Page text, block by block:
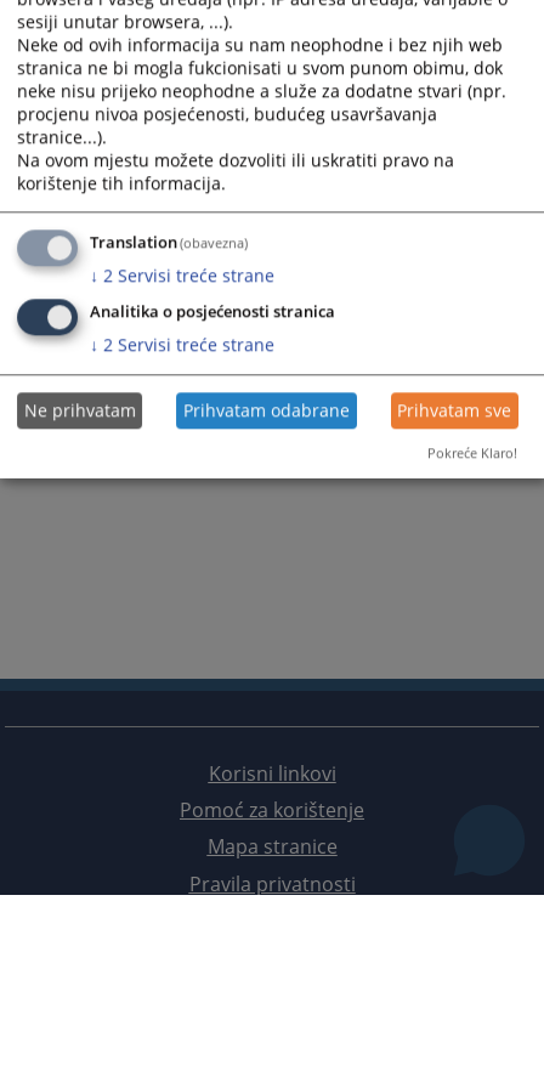
Korisni linkovi
Pomoć za korištenje
Mapa stranice
Pravila privatnosti
sesiji unutar browsera, ...).
Neke od ovih informacija su nam neophodne i bez njih web
stranica ne bi mogla fukcionisati u svom punom obimu, dok
neke nisu prijeko neophodne a služe za dodatne stvari (npr.
procjenu nivoa posjećenosti, budućeg usavršavanja
stranice...).
Na ovom mjestu možete dozvoliti ili uskratiti pravo na
korištenje tih informacija.
Translation(obavezna)
↓ 2 Servisi treće strane
Analitika o posjećenosti stranica
↓ 2 Servisi treće strane
Ne prihvatam Prihvatam odabrane Prihvatam sve
Pokreće Klaro!